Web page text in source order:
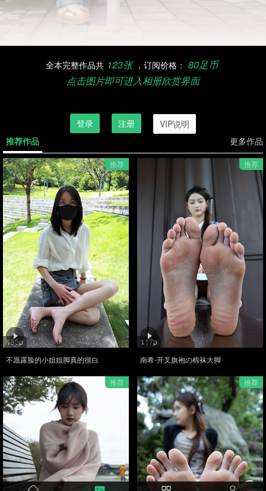
全本完整作品共 123张 ，订阅价格： 80足币
点击图片即可进入相册欣赏界面
登录 注册
VIP说明
更多作品
推荐作品
推荐
185p
不愿露脸的小姐姐脚真的很白
推荐
117p
南希-开叉旗袍の棉袜大脚
推荐 推荐